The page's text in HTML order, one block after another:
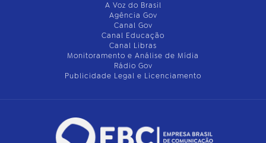
A Voz do Brasil
Agência Gov
Canal Gov
Canal Educação
Canal Libras
Monitoramento e Análise de Mídia
Rádio Gov
Publicidade Legal e Licenciamento